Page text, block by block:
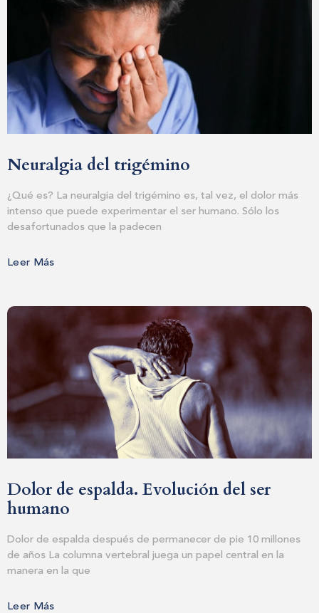
Neuralgia del trigémino
¿Qué es? La neuralgia del trigémino es, tal vez, el dolor más
intenso que puede experimentar el ser humano. Sólo los
desafortunados que la padecen
Leer Más
Dolor de espalda. Evolución del ser
humano
Dolor de espalda después de permanecer de pie 10 millones
de años La columna vertebral juega un papel central en la
manera en la que
Leer Más
SUBMIT MESSAGE